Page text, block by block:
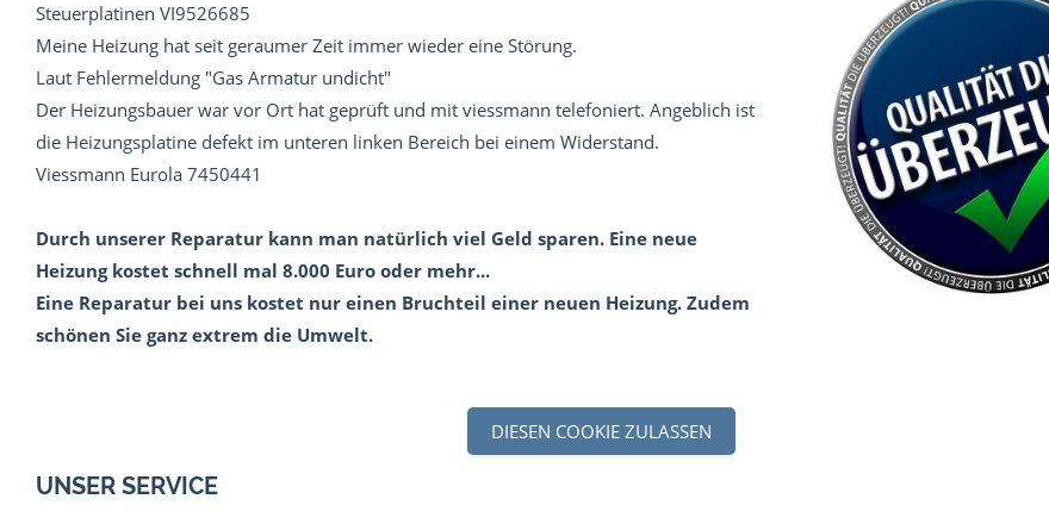
Steuerplatinen VI9526685
Meine Heizung hat seit geraumer Zeit immer wieder eine Störung.
Laut Fehlermeldung "Gas Armatur undicht"
Der Heizungsbauer war vor Ort hat geprüft und mit viessmann telefoniert. Angeblich ist
die Heizungsplatine defekt im unteren linken Bereich bei einem Widerstand.
Viessmann Eurola 7450441
Durch unserer Reparatur kann man natürlich viel Geld sparen. Eine neue
Heizung kostet schnell mal 8.000 Euro oder mehr...
Eine Reparatur bei uns kostet nur einen Bruchteil einer neuen Heizung. Zudem
schönen Sie ganz extrem die Umwelt.
DIESEN COOKIE ZULASSEN
UNSER SERVICE